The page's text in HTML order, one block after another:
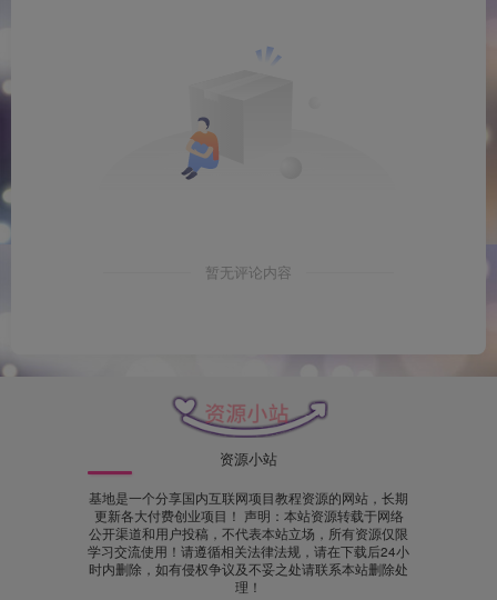
暂无评论内容
资源小站
基地是一个分享国内互联网项目教程资源的网站，长期
更新各大付费创业项目！ 声明：本站资源转载于网络
公开渠道和用户投稿，不代表本站立场，所有资源仅限
学习交流使用！请遵循相关法律法规，请在下载后24小
时内删除，如有侵权争议及不妥之处请联系本站删除处
理！